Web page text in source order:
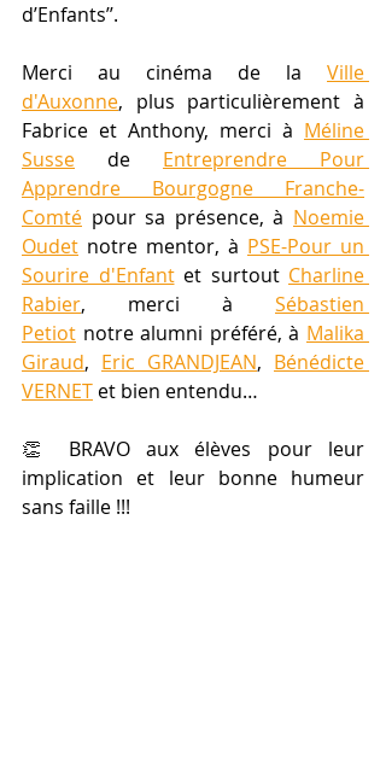
d’Enfants’’.
Merci au cinéma de la Ville
d'Auxonne, plus particulièrement à
Fabrice et Anthony, merci à Méline
Susse de Entreprendre Pour
Apprendre Bourgogne Franche-
Comté pour sa présence, à Noemie
Oudet notre mentor, à PSE-Pour un
Sourire d'Enfant et surtout Charline
Rabier, merci à Sébastien
Petiot notre alumni préféré, à Malika
Giraud, Eric GRANDJEAN, Bénédicte
VERNET et bien entendu…
👏 BRAVO aux élèves pour leur
implication et leur bonne humeur
sans faille !!!